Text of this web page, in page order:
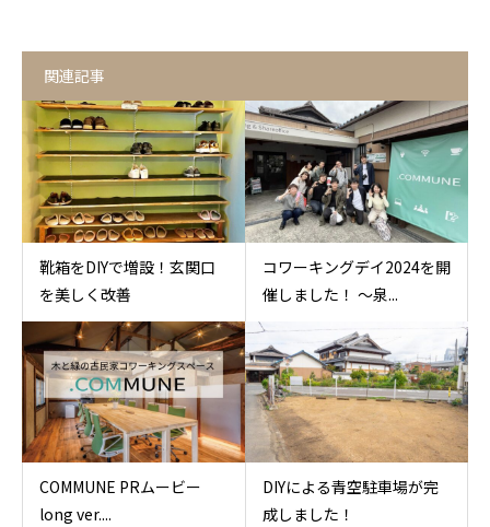
関連記事
靴箱をDIYで増設！玄関口
を美しく改善
コワーキングデイ2024を開
催しました！ 〜泉...
COMMUNE PRムービー
long ver....
DIYによる青空駐車場が完
成しました！